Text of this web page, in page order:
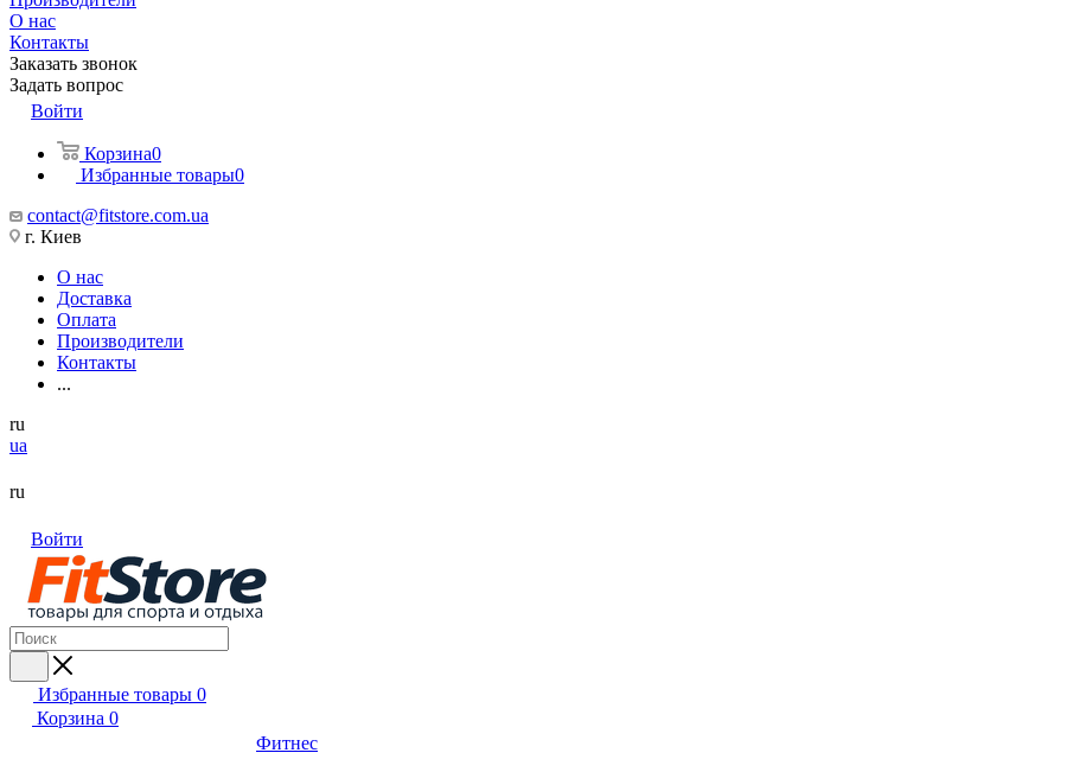
О нас
Контакты
Заказать звонок
Задать вопрос
Войти
Корзина0
Избранные товары0
contact@fitstore.com.ua
г. Киев
О нас
Доставка
Оплата
Производители
Контакты
...
ru
ua
ru
Войти
Избранные товары 0
Корзина 0
Фитнес